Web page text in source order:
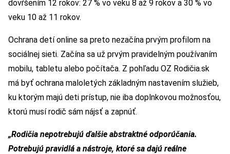
dovŕšením 12 rokov: 27 % vo veku 8 až 9 rokov a 30 % vo
veku 10 až 11 rokov.
Ochrana detí online sa preto nezačína prvým profilom na
sociálnej sieti. Začína sa už prvým pravidelným používaním
mobilu, tabletu alebo počítača. Z pohľadu OZ Rodičia.sk
má byť ochrana maloletých základným nastavením služieb,
ku ktorým majú deti prístup, nie iba doplnkovou možnosťou,
ktorú musí rodič sám nájsť a zapnúť.
„Rodičia nepotrebujú ďalšie abstraktné odporúčania.
Potrebujú pravidlá a nástroje, ktoré sa dajú reálne